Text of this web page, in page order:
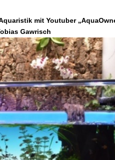
mit Youtuber
Gawrisch